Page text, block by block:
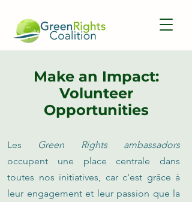
Make an Impact:
Volunteer
Opportunities
Les Green Rights ambassadors
occupent une place centrale dans
toutes nos initiatives, car c'est grâce à
leur engagement et leur passion que la